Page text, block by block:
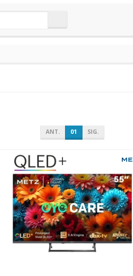
ANT. 01 SIG.